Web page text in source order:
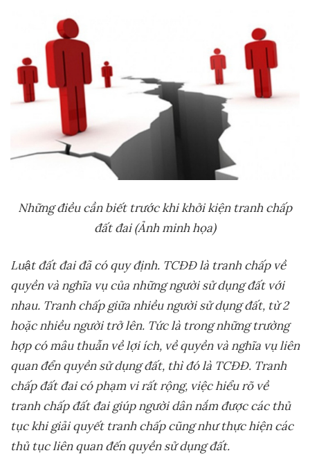
Nhữngđiều cần biết trước khi khởi kiện tranh chấp
đất đai (Ảnh minh họa)
Luật đất đai đã có quy định. TCĐĐ là tranh chấp về
quyền và nghĩa vụ của những người sử dụng đất với
nhau. Tranh chấp giữa nhiều người sử dụng đất, từ 2
hoặc nhiều người trở lên. Tức là trong những trường
hợp có mâu thuẫn về lợi ích, về quyền và nghĩa vụ liên
quan đển quyền sử dụng đất, thì đó là TCĐĐ. Tranh
chấp đất đai có phạm vi rất rộng, việc hiểu rõ về
tranh chấp đất đai giúp người dân nắm được các thủ
tục khi giải quyết tranh chấp cũng như thực hiện các
thủ tục liên quan đến quyền sử dụng đất.